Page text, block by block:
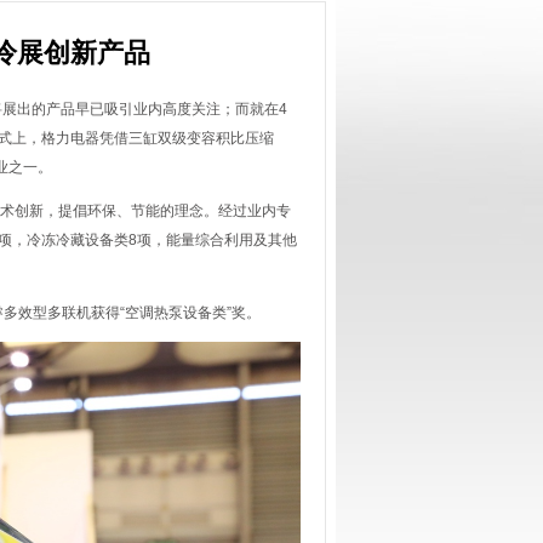
展创新产品
出的产品早已吸引业内高度关注；而就在4
，格力电器凭借三缸双级变容积比压缩
一。
创新，提倡环保、节能的理念。经过业内专
，冷冻冷藏设备类8项，能量综合利用及其他
效型多联机获得“空调热泵设备类”奖。